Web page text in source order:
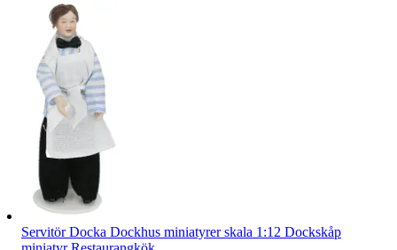
Servitör Docka Dockhus miniatyrer skala 1:12 Dockskåp